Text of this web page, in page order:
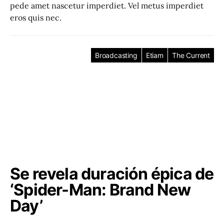
pede amet nascetur imperdiet. Vel metus imperdiet
eros quis nec.
Broadcasting Etiam The Current
Se revela duración épica de
‘Spider-Man: Brand New
Day’